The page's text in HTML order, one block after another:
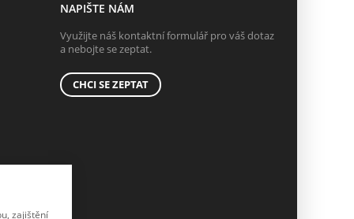
NAPIŠTE NÁM
Využijte náš kontaktní formulář pro váš dotaz
a nebojte se zeptat.
CHCI SE ZEPTAT
zajištění